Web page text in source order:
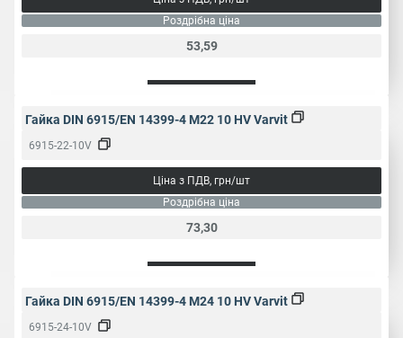
Роздрібна ціна
53,59
Гайка DIN 6915/EN 14399-4 M22 10 HV Varvit
6915-22-10V
Ціна з ПДВ, грн/шт
Роздрібна ціна
73,30
Гайка DIN 6915/EN 14399-4 M24 10 HV Varvit
6915-24-10V